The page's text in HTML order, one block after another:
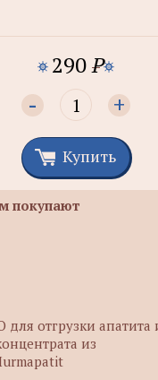
290P
- +
Купить
покупают
отгрузки апатита
из